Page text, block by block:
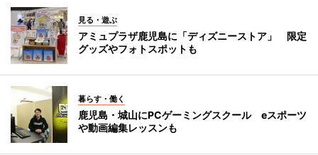
見る・遊ぶ
アミュプラザ鹿児島に「ディズニーストア」 限定
グッズやフォトスポットも
暮らす・働く
鹿児島・城山にPCゲーミングスクール eスポーツ
や動画編集レッスンも